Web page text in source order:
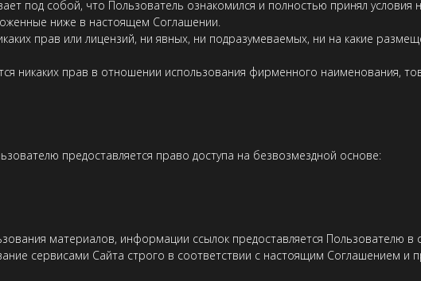
под собой, что Пользователь ознакомился и полностью принял условия
ниже в настоящем Соглашении.
прав или лицензий, ни явных, ни подразумеваемых, ни на какие
никаких прав в отношении использования фирменного наименования,
предоставляется право доступа на безвозмездной основе:
материалов, информации ссылок предоставляется Пользователю в
сервисами Сайта строго в соответствии с настоящим Соглашением и